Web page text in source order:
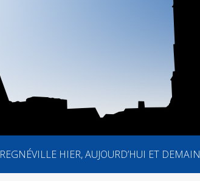
REGNÉVILLE HIER, AUJOURD’HUI ET DEMAIN